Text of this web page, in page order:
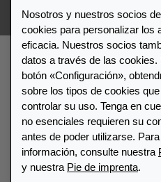
Nosotros y nuestros socios
cookies para personalizar los
eficacia. Nuestros socios
datos a través de las cookies.
botón «Configuración»,
sobre los tipos de cookies
controlar su uso. Tenga en
no esenciales requieren su
antes de poder utilizarse.
información, consulte nuestra
y nuestra Pie de imprenta.
© 2026
Configuración de cookies